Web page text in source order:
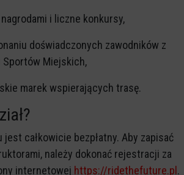
i liczne konkursy,
doświadczonych zawodników z
Sportów Miejskich,
marek wspierających trasę.
jest całkowicie bezpłatny. Aby zapisać
należy dokonać rejestracji za
internetowej https://ridethefuture.pl .